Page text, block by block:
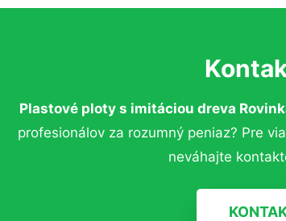
Plastové ploty s imitáciou dreva
profesionálov za rozumný peniaz? Pre
neváhajte